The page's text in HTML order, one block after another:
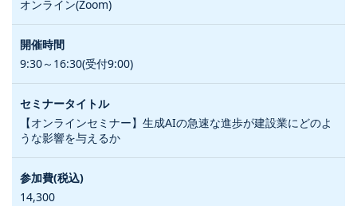
オンライン(Zoom)
9:30～16:30(受付9:00)
【オンラインセミナー】生成AIの急速な進歩が建設業にどのよ
うな影響を与えるか
14,300